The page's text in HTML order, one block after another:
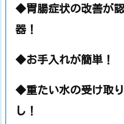
◆胃腸症状の改善が
器！
◆お手入れが簡単！
◆重たい水の受け取
し！